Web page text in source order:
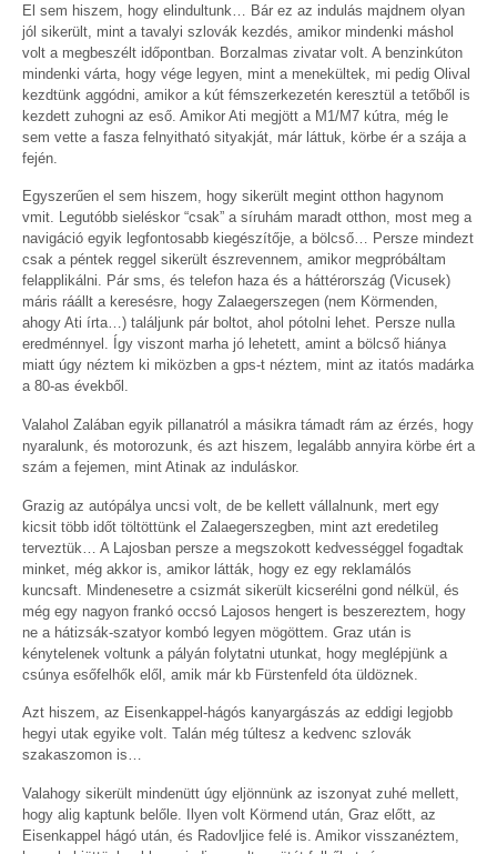
El sem hiszem, hogy elindultunk… Bár ez az indulás majdnem olyan
jól sikerült, mint a tavalyi szlovák kezdés, amikor mindenki máshol
volt a megbeszélt időpontban. Borzalmas zivatar volt. A benzinkúton
mindenki várta, hogy vége legyen, mint a menekültek, mi pedig Olival
kezdtünk aggódni, amikor a kút fémszerkezetén keresztül a tetőből is
kezdett zuhogni az eső. Amikor Ati megjött a M1/M7 kútra, még le
sem vette a fasza felnyitható sityakját, már láttuk, körbe ér a szája a
fején.
Egyszerűen el sem hiszem, hogy sikerült megint otthon hagynom
vmit. Legutóbb sieléskor “csak” a síruhám maradt otthon, most meg a
navigáció egyik legfontosabb kiegészítője, a bölcső… Persze mindezt
csak a péntek reggel sikerült észrevennem, amikor megpróbáltam
felapplikálni. Pár sms, és telefon haza és a háttérország (Vicusek)
máris ráállt a keresésre, hogy Zalaegerszegen (nem Körmenden,
ahogy Ati írta…) találjunk pár boltot, ahol pótolni lehet. Persze nulla
eredménnyel. Így viszont marha jó lehetett, amint a bölcső hiánya
miatt úgy néztem ki miközben a gps-t néztem, mint az itatós madárka
a 80-as évekből.
Valahol Zalában egyik pillanatról a másikra támadt rám az érzés, hogy
nyaralunk, és motorozunk, és azt hiszem, legalább annyira körbe ért a
szám a fejemen, mint Atinak az induláskor.
Grazig az autópálya uncsi volt, de be kellett vállalnunk, mert egy
kicsit több időt töltöttünk el Zalaegerszegben, mint azt eredetileg
terveztük… A Lajosban persze a megszokott kedvességgel fogadtak
minket, még akkor is, amikor látták, hogy ez egy reklamálós
kuncsaft. Mindenesetre a csizmát sikerült kicserélni gond nélkül, és
még egy nagyon frankó occsó Lajosos hengert is beszereztem, hogy
ne a hátizsák-szatyor kombó legyen mögöttem. Graz után is
kénytelenek voltunk a pályán folytatni utunkat, hogy meglépjünk a
csúnya esőfelhők elől, amik már kb Fürstenfeld óta üldöznek.
Azt hiszem, az Eisenkappel-hágós kanyargászás az eddigi legjobb
hegyi utak egyike volt. Talán még túltesz a kedvenc szlovák
szakaszomon is…
Valahogy sikerült mindenütt úgy eljönnünk az iszonyat zuhé mellett,
hogy alig kaptunk belőle. Ilyen volt Körmend után, Graz előtt, az
Eisenkappel hágó után, és Radovljice felé is. Amikor visszanéztem,